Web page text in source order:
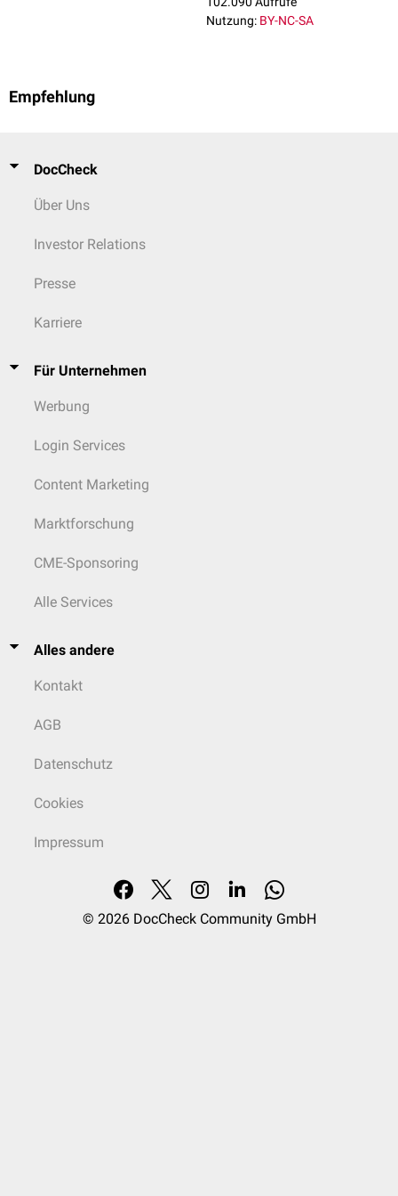
Nutzung: BY-NC-SA
Empfehlung
DocCheck
Über Uns
Investor Relations
Presse
Karriere
Für Unternehmen
Werbung
Login Services
Content Marketing
Marktforschung
CME-Sponsoring
Alle Services
Alles andere
Kontakt
AGB
Datenschutz
Cookies
Impressum
© 2026 DocCheck Community GmbH